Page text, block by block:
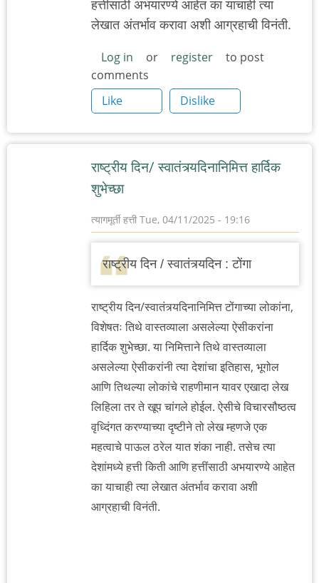
हत्तींसाठी अभयारण्ये आहेत का याचाही त्या
लेखात अंतर्भाव करावा अशी आग्रहाची विनंती.
Log in or register
to post
comments
Like
Dislike
राष्ट्रीय दिन/ स्वातंत्र्यदिनानिमित्त हार्दिक
शुभेच्छा
त्यागमूर्ती हत्ती Tue, 04/11/2025 - 19:16
राष्ट्रीय दिन / स्वातंत्र्यदिन : टोंगा
राष्ट्रीय दिन/स्वातंत्र्यदिनानिमित्त टोंगाच्या लोकांना,
विशेषतः तिथे वास्तव्याला असलेल्या ऐसीकरांना
हार्दिक शुभेच्छा. या निमित्ताने तिथे वास्तव्याला
असलेल्या ऐसीकरांनी त्या देशांचा इतिहास, भूगोल
आणि तिथल्या लोकांचे राहणीमान यावर एखादा लेख
लिहिला तर ते खूप चांगले होईल. ऐसीचे विचारसौष्ठत्व
वृध्दिंगत करण्याच्या दृष्टीने तो लेख म्हणजे एक
महत्वाचे पाऊल ठरेल यात शंका नाही. तसेच त्या
देशांमध्ये हत्ती किती आणि हत्तींसाठी अभयारण्ये आहेत
का याचाही त्या लेखात अंतर्भाव करावा अशी
आग्रहाची विनंती.